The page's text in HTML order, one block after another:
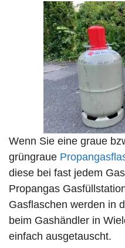
Wenn Sie eine graue
grüngraue
diese bei fast jedem
Propangas
Gasflaschen werden in
beim Gashändler in
einfach ausgetauscht.